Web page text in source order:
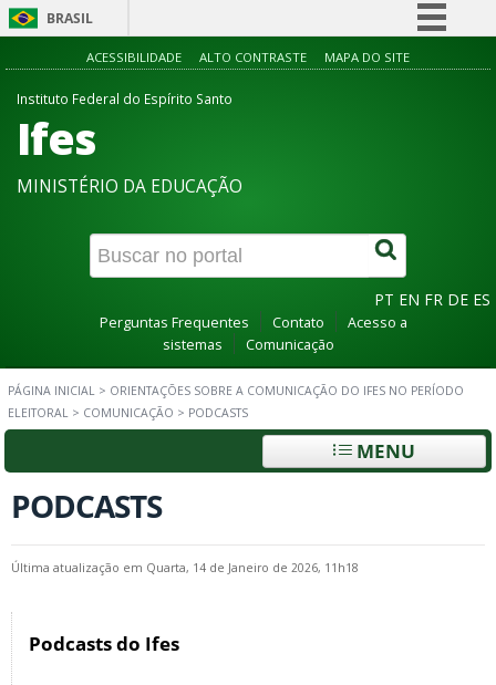
BRASIL
Simplifique!
Canais
ACESSIBILIDADE ALTO CONTRASTE MAPA DO SITE
Instituto Federal do Espírito Santo
Ifes
MINISTÉRIO DA EDUCAÇÃO
PT EN FR DE ES
Perguntas Frequentes Contato
Acesso a
sistemas
Comunicação
PÁGINA INICIAL > ORIENTAÇÕES SOBRE A COMUNICAÇÃO DO IFES NO PERÍODO
ELEITORAL > COMUNICAÇÃO > PODCASTS
MENU
PODCASTS
Última atualização em Quarta, 14 de Janeiro de 2026, 11h18
Podcasts do Ifes